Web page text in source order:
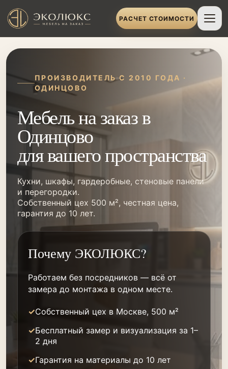
РАСЧЕТ СТОИМОСТИ
ПРОИЗВОДИТЕЛЬ С 2010 ГОДА ·
ОДИНЦОВО
Мебель на заказ в
Одинцово
для вашего пространства
Кухни, шкафы, гардеробные, стеновые панели
и перегородки.
Собственный цех 500 м², честная цена,
гарантия до 10 лет.
Почему ЭКОЛЮКС?
Работаем без посредников — всё от
замера до монтажа в одном месте.
Собственный цех в Москве, 500 м²
Бесплатный замер и визуализация за 1–
2 дня
Гарантия на материалы до 10 лет